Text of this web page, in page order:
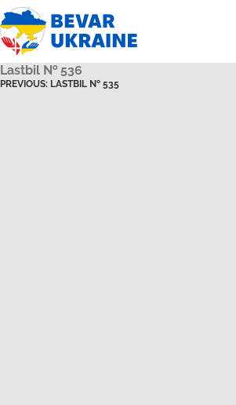
Lastbil № 536
PREVIOUS: LASTBIL № 535